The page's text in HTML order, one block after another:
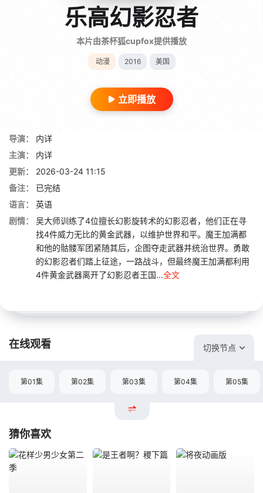
乐高幻影忍者
本片由茶杯狐cupfox提供播放
动漫 2016 美国
立即播放
导演：
内详
主演：
内详
更新：
2026-03-24 11:15
备注：
已完结
语言：
英语
剧情：
吴大师训练了4位擅长幻影旋转术的幻影忍者，他们正在寻
找4件威力无比的黄金武器，以维护世界和平。魔王加满都
和他的骷髅军团紧随其后，企图夺走武器并统治世界。勇敢
的幻影忍者们踏上征途，一路战斗，但最终魔王加满都利用
4件黄金武器离开了幻影忍者王国...全文
在线观看 切换节点
第01集 第02集 第03集 第04集 第05集
猜你喜欢